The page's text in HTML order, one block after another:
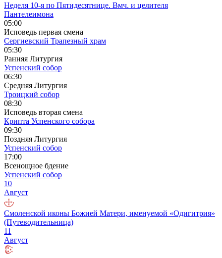
Неделя 10-я по Пятидесятнице. Вмч. и целителя
Пантелеимона
05:00
Исповедь первая смена
Сергиевский Трапезный храм
05:30
Ранняя Литургия
Успенский собор
06:30
Средняя Литургия
Троицкий собор
08:30
Исповедь вторая смена
Крипта Успенского собора
09:30
Поздняя Литургия
Успенский собор
17:00
Всенощное бдение
Успенский собор
10
Август
Смоленской иконы Божией Матери, именуемой «Одигитрия»
(Путеводительница)
11
Август